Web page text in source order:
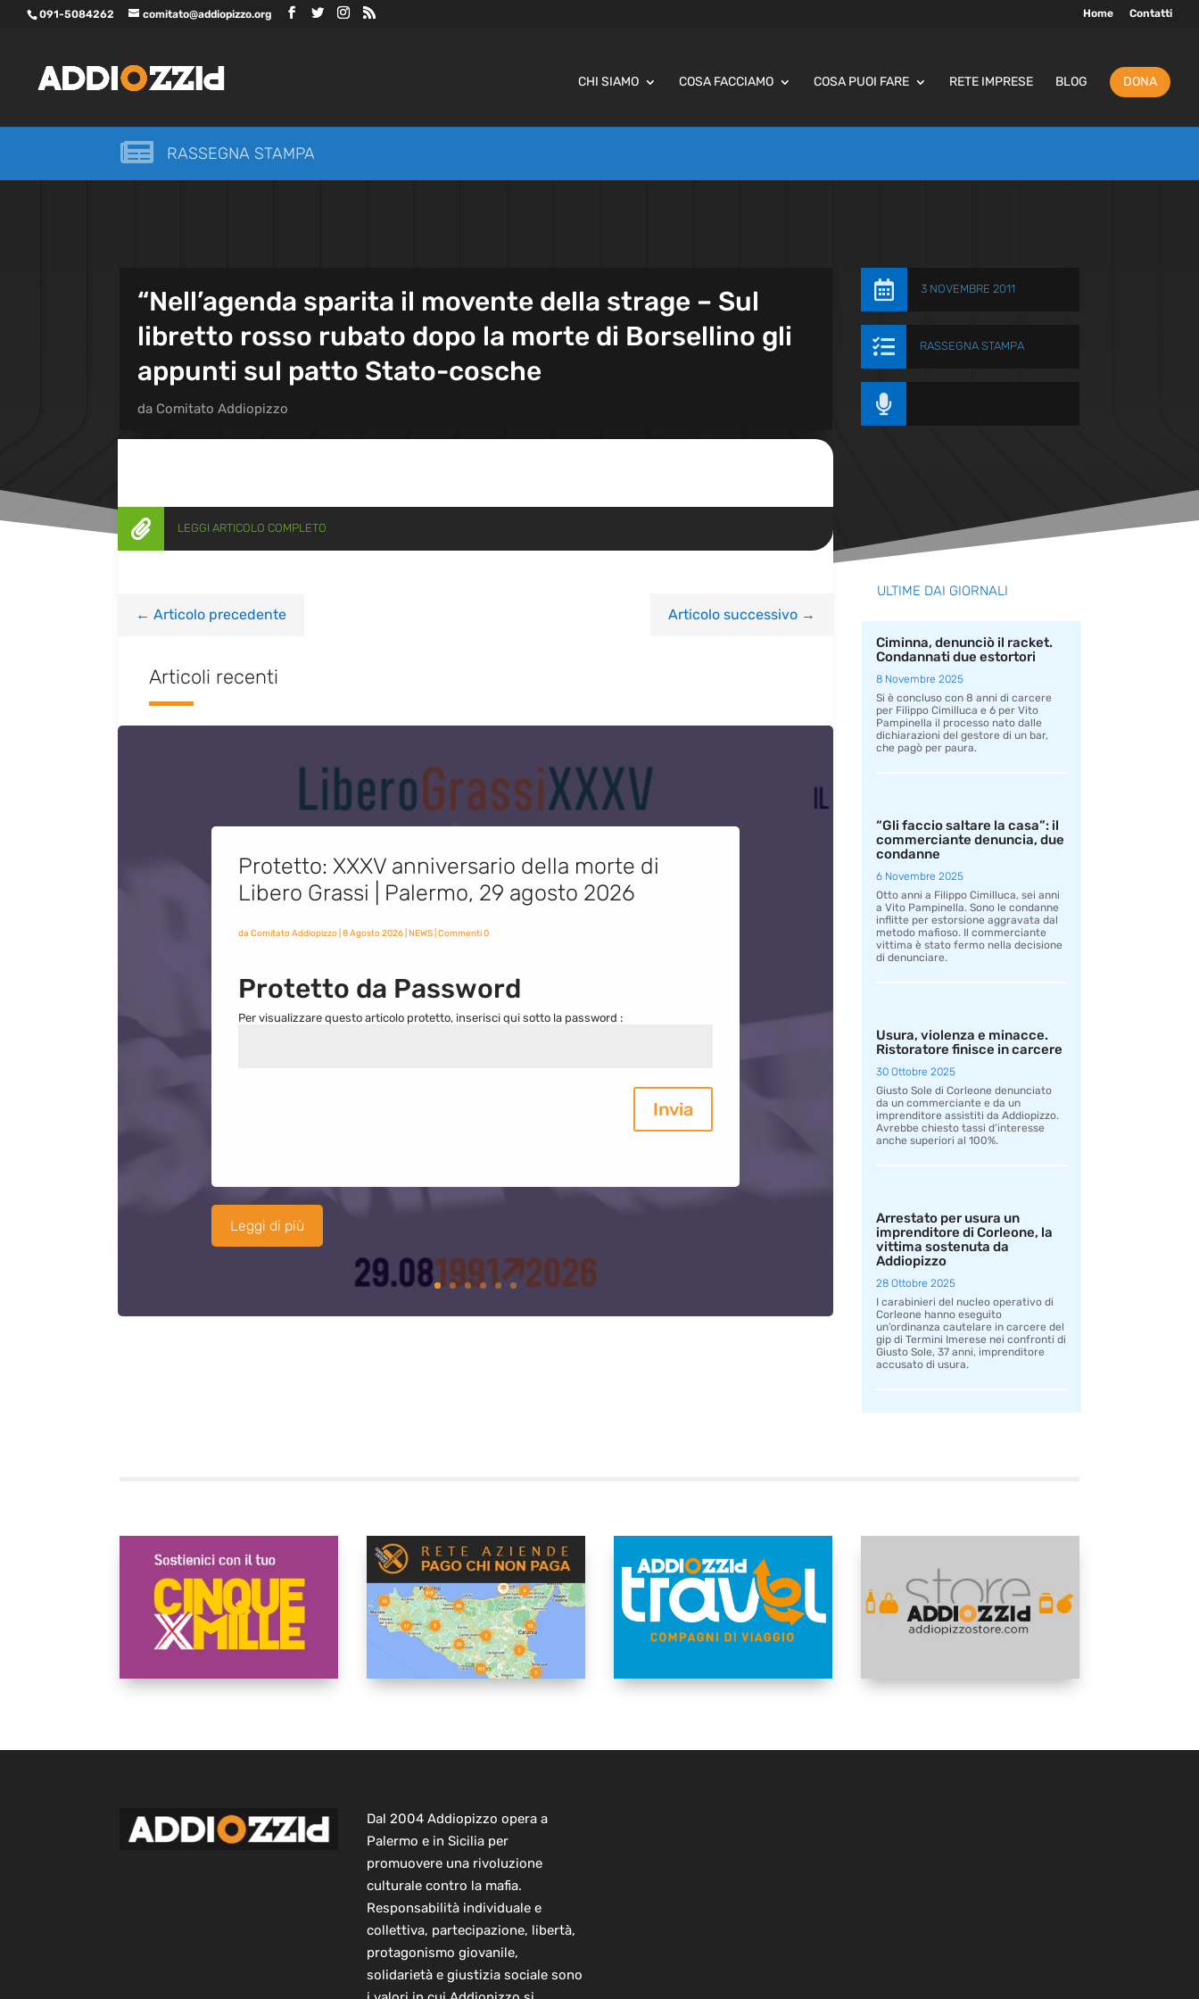
091-5084262 comitato@addiopizzo.org Home Contatti
CHI SIAMO COSA FACCIAMO COSA PUOI FARE RETE IMPRESE BLOG DONA
 RASSEGNA STAMPA
“Nell’agenda sparita il movente della strage – Sul
libretto rosso rubato dopo la morte di Borsellino gli
appunti sul patto Stato-cosche
da Comitato Addiopizzo
 3 NOVEMBRE 2011
 RASSEGNA STAMPA

 LEGGI ARTICOLO COMPLETO
← Articolo precedente Articolo successivo→
Articoli recenti
Protetto: XXXV anniversario della morte di
Libero Grassi | Palermo, 29 agosto 2026
da Comitato Addiopizzo| 8 Agosto 2026| NEWS| Commenti 0
Protetto da Password
Per visualizzare questo articolo protetto, inserisci qui sotto la password :
Invia
Leggi di più
ULTIME DAI GIORNALI
Ciminna, denunciò il racket.
Condannati due estortori
8 Novembre 2025
Si è concluso con 8 anni di carcere
per Filippo Cimilluca e 6 per Vito
Pampinella il processo nato dalle
dichiarazioni del gestore di un bar,
che pagò per paura.
“Gli faccio saltare la casa”: il
commerciante denuncia, due
condanne
6 Novembre 2025
Otto anni a Filippo Cimilluca, sei anni
a Vito Pampinella. Sono le condanne
inflitte per estorsione aggravata dal
metodo mafioso. Il commerciante
vittima è stato fermo nella decisione
di denunciare.
Usura, violenza e minacce.
Ristoratore finisce in carcere
30 Ottobre 2025
Giusto Sole di Corleone denunciato
da un commerciante e da un
imprenditore assistiti da Addiopizzo.
Avrebbe chiesto tassi d’interesse
anche superiori al 100%.
Arrestato per usura un
imprenditore di Corleone, la
vittima sostenuta da
Addiopizzo
28 Ottobre 2025
I carabinieri del nucleo operativo di
Corleone hanno eseguito
un’ordinanza cautelare in carcere del
gip di Termini Imerese nei confronti di
Giusto Sole, 37 anni, imprenditore
accusato di usura.
Dal 2004 Addiopizzo opera a
Palermo e in Sicilia per
promuovere una rivoluzione
culturale contro la mafia.
Responsabilità individuale e
collettiva, partecipazione, libertà,
protagonismo giovanile,
solidarietà e giustizia sociale sono